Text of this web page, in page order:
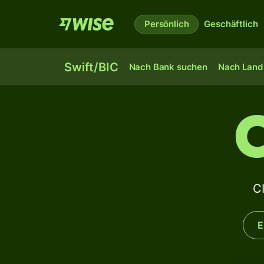
Persönlich Geschäftlich
Swift/BIC Nach Bank suchen Nach